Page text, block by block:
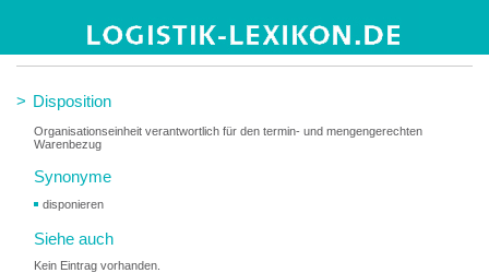
Disponent
> Disposition
Organisationseinheit verantwortlich für den termin- und mengengerechten
Warenbezug
Synonyme
disponieren
Siehe auch
Kein Eintrag vorhanden.